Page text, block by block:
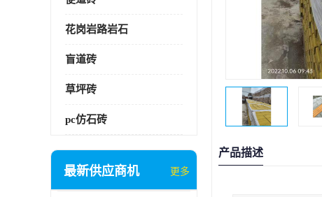
花岗岩路岩石
盲道砖
草坪砖
pc仿石砖
最新供应商机 更多
产品描述